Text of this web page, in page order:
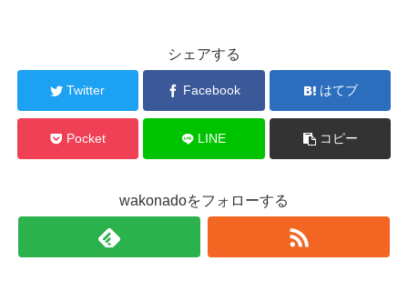
シェアする
Twitter Facebook はてブ
Pocket LINE コピー
wakonadoをフォローする